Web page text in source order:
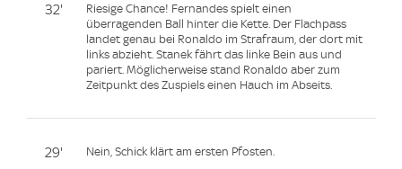
32'
Riesige Chance! Fernandes spielt einen
überragenden Ball hinter die Kette. Der Flachpass
landet genau bei Ronaldo im Strafraum, der dort mit
links abzieht. Stanek fährt das linke Bein aus und
pariert. Möglicherweise stand Ronaldo aber zum
Zeitpunkt des Zuspiels einen Hauch im Abseits.
29' Nein, Schick klärt am ersten Pfosten.